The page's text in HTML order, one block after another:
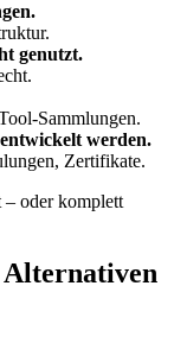
genutzt.
Sammlungen.
werden.
Zertifikate.
oder komplett